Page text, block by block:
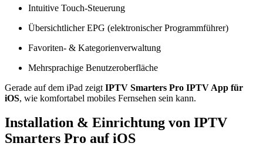
Intuitive Touch-Steuerung
Übersichtlicher EPG (elektronischer Programmführer)
Favoriten- & Kategorienverwaltung
Mehrsprachige Benutzeroberfläche
Gerade auf dem iPad zeigt IPTV Smarters Pro IPTV App für
iOS, wie komfortabel mobiles Fernsehen sein kann.
Installation & Einrichtung von IPTV
Smarters Pro auf iOS